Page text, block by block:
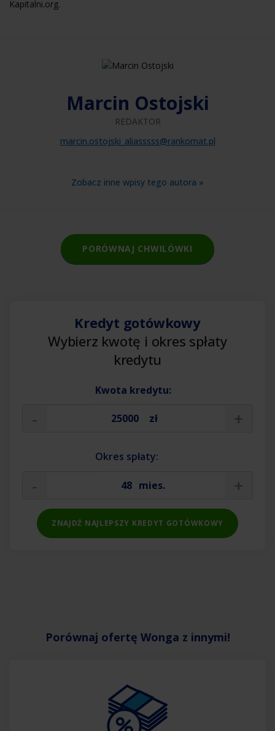
Kapitalni.org.
Marcin Ostojski
REDAKTOR
marcin.ostojski_aliasssss@rankomat.pl
Zobacz inne wpisy tego autora »
PORÓWNAJ CHWILÓWKI
Kredyt gotówkowy
Wybierz kwotę i okres spłaty
kredytu
Kwota kredytu:
- zł +
Okres spłaty:
- mies. +
ZNAJDŹ NAJLEPSZY KREDYT GOTÓWKOWY
Porównaj ofertę Wonga z innymi!